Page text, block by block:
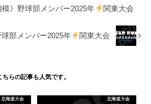
模》野球部メンバー2025年 関東大会
球部メンバー2025年 関東大会
ちらの記事も人気です。
北海道大会 北海道大会